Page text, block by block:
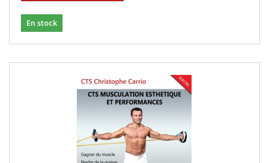
En stock